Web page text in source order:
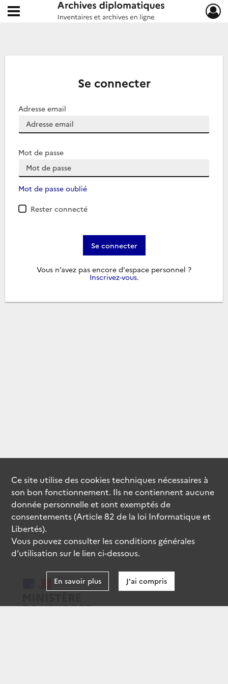
Archives diplomatiques
Ouvrir le menu déroulant
Se connecter
Adresse email
Mot de passe
Mot de passe oublié
Rester connecté
Se connecter
Vous n’avez pas encore d'espace personnel ?
Inscrivez-vous.
Ce site utilise descookiestechniques nécessaires à
son bon fonctionnement. Ils ne contiennent aucune
donnée personnelle et sont exemptés de
consentements (Article 82 de la loi Informatique et
Libertés).
Vous pouvez consulter les conditions générales
d’utilisation sur le lien ci-dessous.
En savoir plus J'ai compris